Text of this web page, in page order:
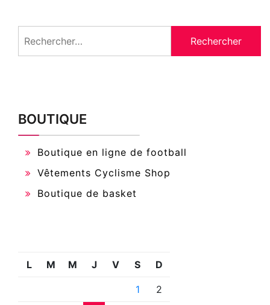
BOUTIQUE
Boutique en ligne de football
Vêtements Cyclisme Shop
Boutique de basket
L M M J V S D
1 2